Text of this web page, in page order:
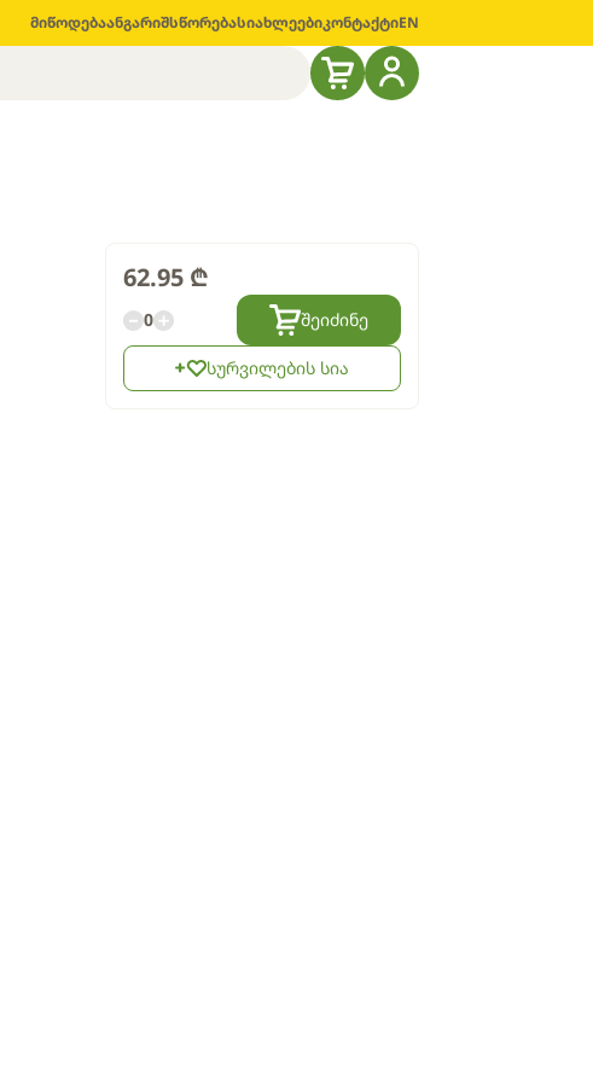
მიწოდებაანგარიშსწორებასიახლეებიკონტაქტიEN
62.95₾
0 შეიძინე
სურვილების სია